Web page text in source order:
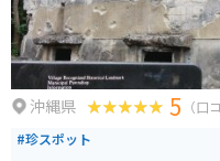
沖縄県 5 （口
#珍スポット